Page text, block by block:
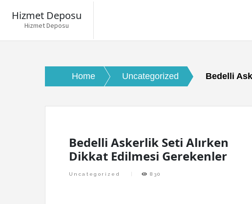
Hizmet Deposu
Hizmet Deposu
Home Uncategorized Bedelli
Bedelli Askerlik Seti Alırken
Dikkat Edilmesi Gerekenler
Uncategorized 830